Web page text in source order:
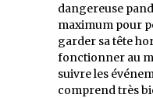
dangereuse
maximum pour
garder sa tête
fonctionner au
suivre les
comprend très